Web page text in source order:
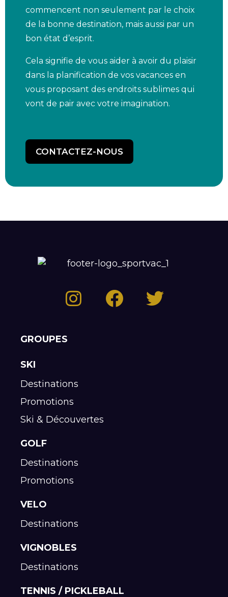
commencent non seulement par le choix
de la bonne destination, mais aussi par un
bon état d’esprit.
Cela signifie de vous aider à avoir du plaisir
dans la planification de vos vacances en
vous proposant des endroits sublimes qui
vont de pair avec votre imagination.
CONTACTEZ-NOUS
GROUPES
SKI
Destinations
Promotions
Ski & Découvertes
GOLF
Destinations
Promotions
VELO
Destinations
VIGNOBLES
Destinations
TENNIS / PICKLEBALL